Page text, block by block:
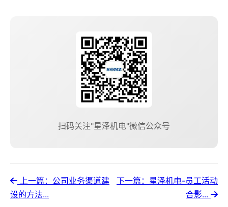
扫码关注"星泽机电"微信公众号
上一篇：公司业务渠道建
设的方法...
下一篇：星泽机电-员工活动
合影...